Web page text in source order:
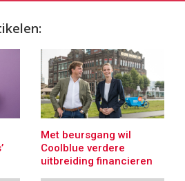
Met beursgang wil
Coolblue verdere
uitbreiding financieren